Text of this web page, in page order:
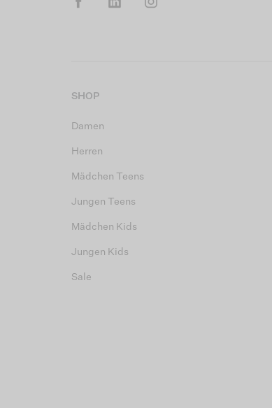
SHOP
Damen
Herren
Mädchen Teens
Jungen Teens
Mädchen Kids
Jungen Kids
Sale